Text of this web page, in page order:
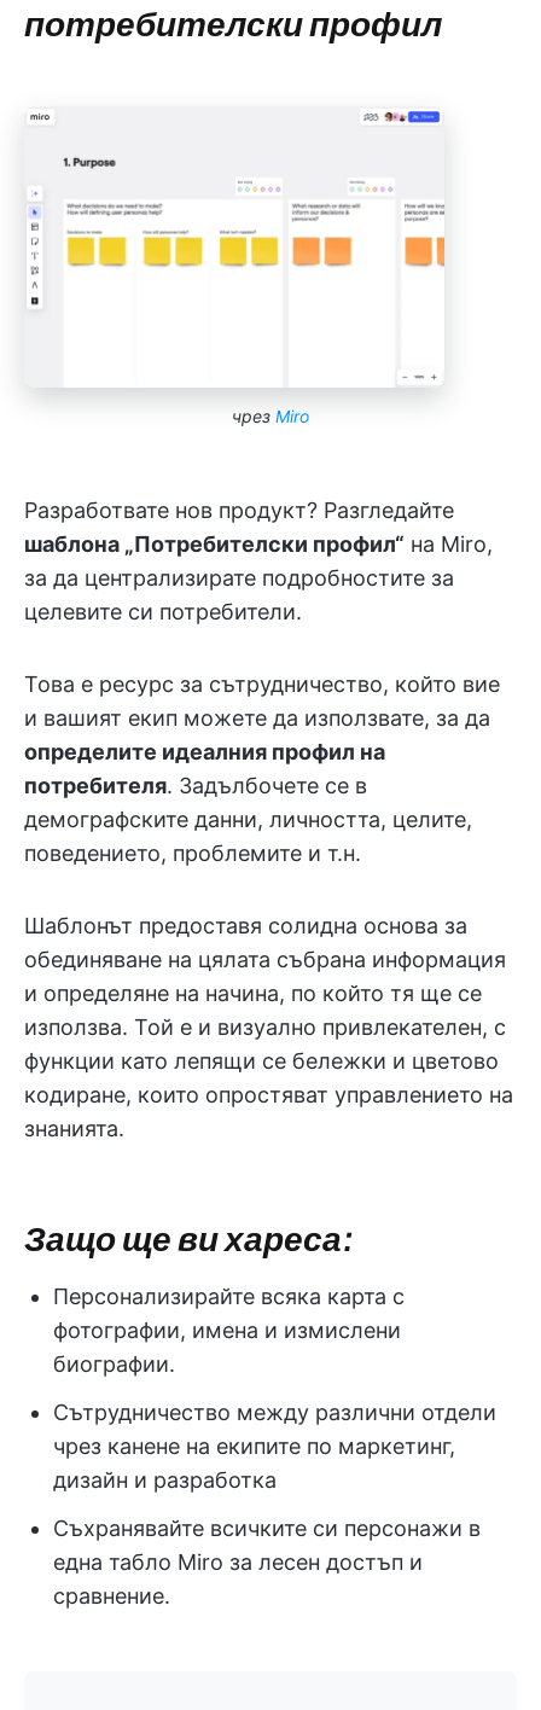
потребителски профил
чрез Miro
Разработвате нов продукт? Разгледайте
шаблона „Потребителски профил“ на Miro,
за да централизирате подробностите за
целевите си потребители.
Това е ресурс за сътрудничество, който вие
и вашият екип можете да използвате, за да
определите идеалния профил на
потребителя. Задълбочете се в
демографските данни, личността, целите,
поведението, проблемите и т.н.
Шаблонът предоставя солидна основа за
обединяване на цялата събрана информация
и определяне на начина, по който тя ще се
използва. Той е и визуално привлекателен, с
функции като лепящи се бележки и цветово
кодиране, които опростяват управлението на
знанията.
Защо ще ви хареса:
Персонализирайте всяка карта с
фотографии, имена и измислени
биографии.
Сътрудничество между различни отдели
чрез канене на екипите по маркетинг,
дизайн и разработка
Съхранявайте всичките си персонажи в
една табло Miro за лесен достъп и
сравнение.